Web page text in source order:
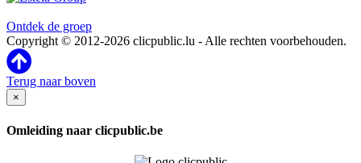
Ontdek de groep
Copyright © 2012-2026 clicpublic.lu - Alle rechten voorbehouden.
Terug naar boven
×
Omleiding naar clicpublic.be